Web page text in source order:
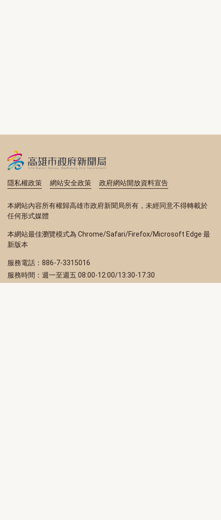
隱私權政策 網站安全政策 政府網站開放資料宣告
本網站內容所有權歸高雄市政府新聞局所有，未經同意不得轉載於
任何形式媒體
本網站最佳瀏覽模式為 Chrome/Safari/Firefox/Microsoft Edge 最
新版本
服務電話：886-7-3315016
服務時間：週一至週五 08:00-12:00/13:30-17:30